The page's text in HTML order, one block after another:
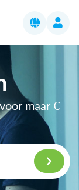
maar €